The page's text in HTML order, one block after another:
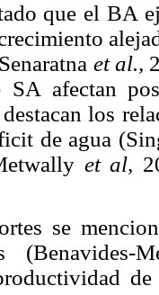
que el BA
et al.,
SA afectan
los
de agua
et al,
se